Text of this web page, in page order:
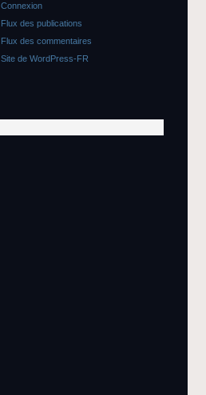
Connexion
Flux des publications
Flux des commentaires
Site de WordPress-FR